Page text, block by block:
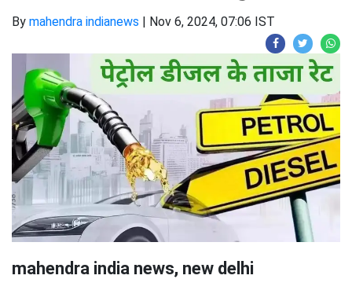
By mahendra indianews | Nov 6, 2024, 07:06 IST
mahendra india news, new delhi